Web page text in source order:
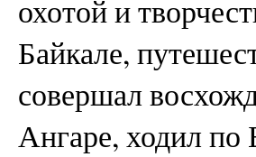
охотой и
Байкале,
совершал
Ангаре, ходил